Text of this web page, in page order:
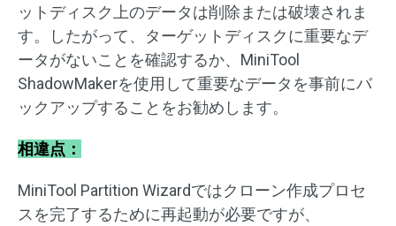
ットディスク上のデータは削除または破壊されま
す。したがって、ターゲットディスクに重要なデ
ータがないことを確認するか、MiniTool
ShadowMakerを使用して重要なデータを事前にバ
ックアップすることをお勧めします。
相違点：
MiniTool Partition Wizardではクローン作成プロセ
スを完了するために再起動が必要ですが、